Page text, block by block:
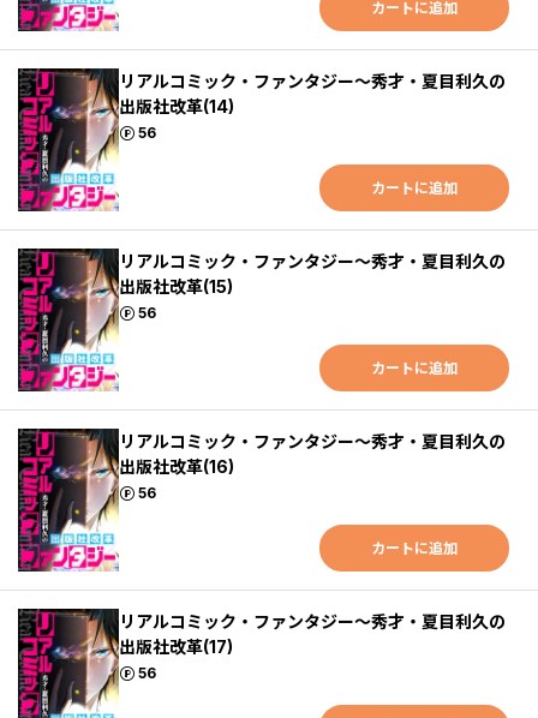
カートに追加
リアルコミック・ファンタジー～秀才・夏目利久の
出版社改革(14)
56
ポイント
カートに追加
リアルコミック・ファンタジー～秀才・夏目利久の
出版社改革(15)
56
ポイント
カートに追加
リアルコミック・ファンタジー～秀才・夏目利久の
出版社改革(16)
56
ポイント
カートに追加
リアルコミック・ファンタジー～秀才・夏目利久の
出版社改革(17)
56
ポイント